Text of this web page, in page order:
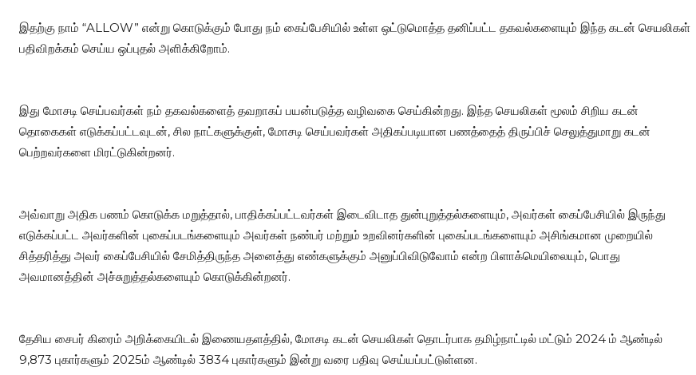
இதற்கு நாம் “ALLOW” என்று கொடுக்கும் போது நம் கைப்பேசியில் உள்ள ஒட்டுமொத்த தனிப்பட்ட தகவல்களையும் இந்த கடன் செயலிகள்
பதிவிறக்கம் செய்ய ஒப்புதல் அளிக்கிறோம்.
இது மோசடி செய்பவர்கள் நம் தகவல்களைத் தவறாகப் பயன்படுத்த வழிவகை செய்கின்றது. இந்த செயலிகள் மூலம் சிறிய கடன்
தொகைகள் எடுக்கப்பட்டவுடன், சில நாட்களுக்குள், மோசடி செய்பவர்கள் அதிகப்படியான பணத்தைத் திருப்பிச் செலுத்துமாறு கடன்
பெற்றவர்களை மிரட்டுகின்றனர்.
அவ்வாறு அதிக பணம் கொடுக்க மறுத்தால், பாதிக்கப்பட்டவர்கள் இடைவிடாத துன்புறுத்தல்களையும், அவர்கள் கைப்பேசியில் இருந்து
எடுக்கப்பட்ட அவர்களின் புகைப்படங்களையும் அவர்கள் நண்பர் மற்றும் உறவினர்களின் புகைப்படங்களையும் அசிங்கமான முறையில்
சித்தரித்து அவர் கைப்பேசியில் சேமித்திருந்த அனைத்து எண்களுக்கும் அனுப்பிவிடுவோம் என்ற பிளாக்மெயிலையும், பொது
அவமானத்தின் அச்சுறுத்தல்களையும் கொடுக்கின்றனர்.
தேசிய சைபர் கிரைம் அறிக்கையிடல் இணையதளத்தில், மோசடி கடன் செயலிகள் தொடர்பாக தமிழ்நாட்டில் மட்டும் 2024 ம் ஆண்டில்
9,873 புகார்களும் 2025ம் ஆண்டில் 3834 புகார்களும் இன்று வரை பதிவு செய்யப்பட்டுள்ளன.